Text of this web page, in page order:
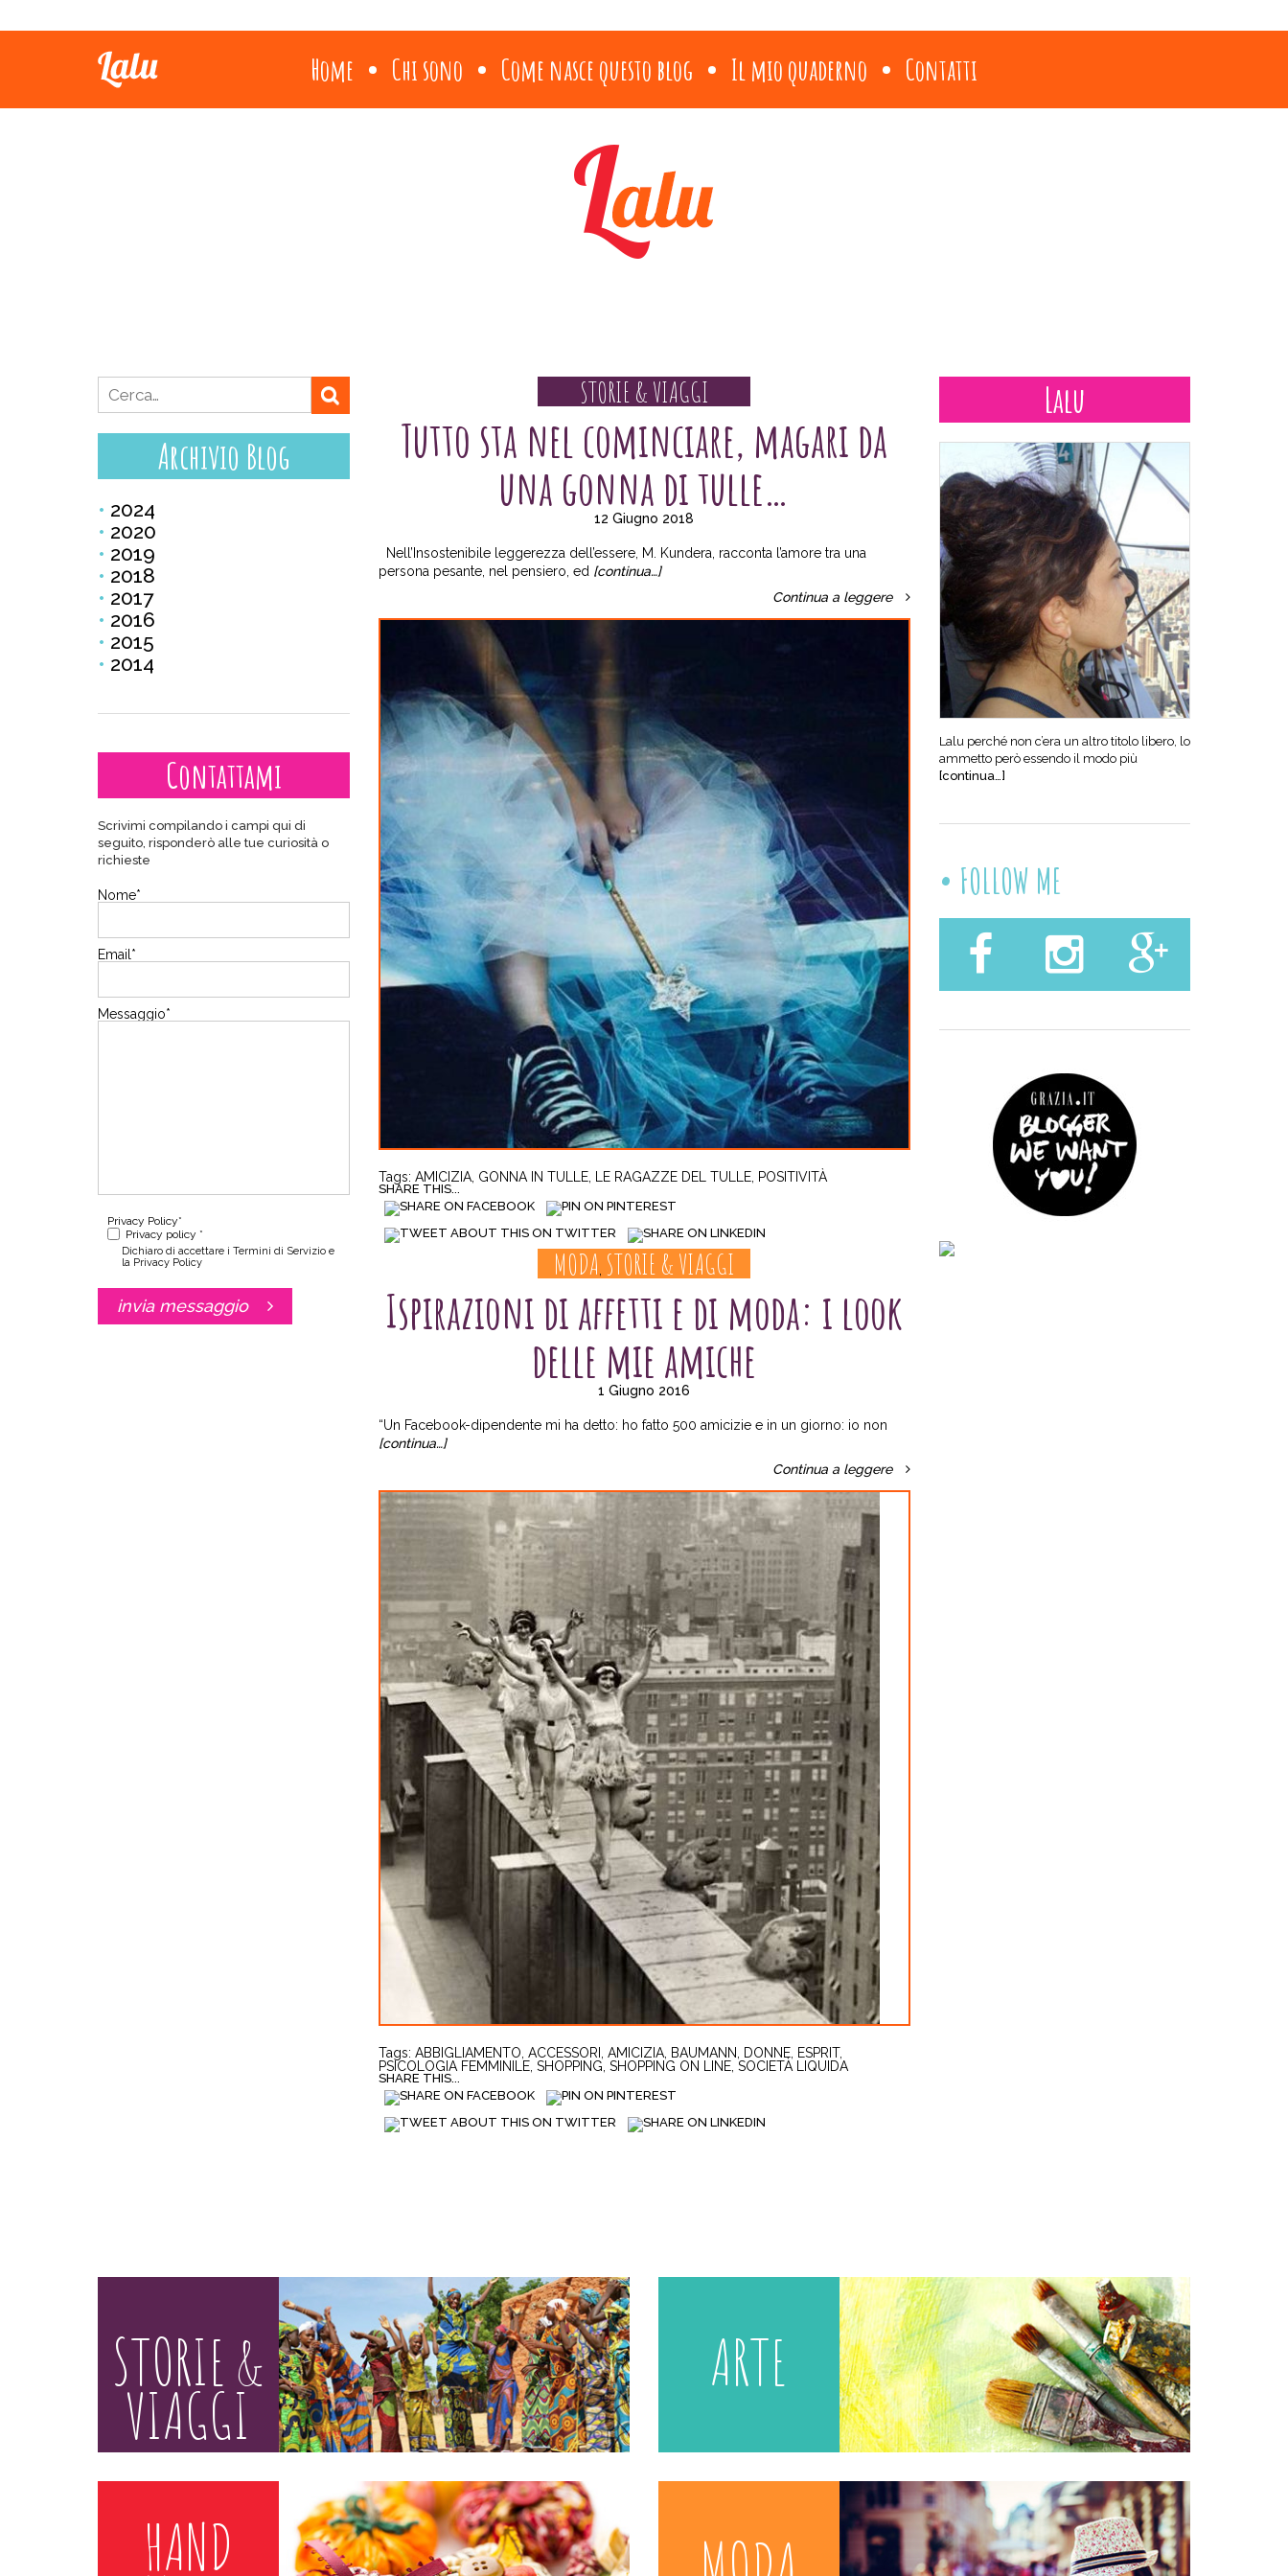
Home Chi sono Come nasce questo blog Il mio quaderno Contatti
STORIE & VIAGGI
Tutto sta nel cominciare, magari da
una gonna di tulle…
12 Giugno 2018
Nell’Insostenibile leggerezza dell’essere, M. Kundera, racconta l’amore tra una
persona pesante, nel pensiero, ed [continua…]
Continua a leggere
Tags: AMICIZIA, GONNA IN TULLE, LE RAGAZZE DEL TULLE, POSITIVITÀ
SHARE THIS...
MODA STORIE & VIAGGI
Ispirazioni di affetti e di moda: i look
delle mie amiche
1 Giugno 2016
“Un Facebook-dipendente mi ha detto: ho fatto 500 amicizie e in un giorno: io non
[continua…]
Continua a leggere
Tags: ABBIGLIAMENTO ACCESSORI AMICIZIA, BAUMANN DONNE, ESPRIT,
PSICOLOGIA FEMMINILE, SHOPPING SHOPPING ON LINE, SOCIETÀ LIQUIDA
SHARE THIS...
Archivio Blog
2024
2020
2019
2018
2017
2016
2015
2014
Contattami
Scrivimi compilando i campi qui di
seguito, risponderò alle tue curiosità o
richieste
Nome*
Email *
Messaggio*
Privacy Policy*
Privacy policy *
Dichiaro di accettare i Termini di Servizio e
la Privacy Policy
invia messaggio
Lalu
Lalu perché non c’era un altro titolo libero, lo
ammetto però essendo il modo più
[continua…]
FOLLOW ME
STORIE &
VIAGGI
ARTE
HAND